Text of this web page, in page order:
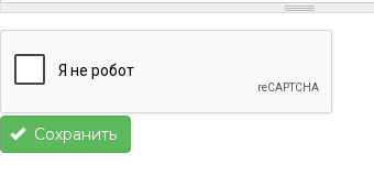
Сохранить